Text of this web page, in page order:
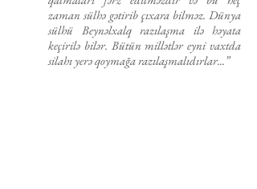
zaman sülhə gətirib çıxara bilməz. Dünya
sülhü Beynəlxalq razılaşma ilə həyata
keçirilə bilər. Bütün millətlər eyni vaxtda
silahı yerə qoymağa razılaşmalıdırlar...”